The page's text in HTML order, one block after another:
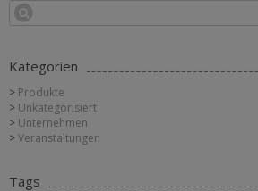
Kategorien
Produkte
Unkategorisiert
Unternehmen
Veranstaltungen
Tags